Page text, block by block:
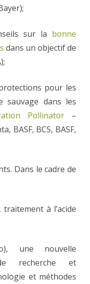
sur la bonne
dans un objectif de
pour les
sauvage dans les
Pollinator–
BASF, BCS, BASF,
Dans le cadre de
traitement à l’acide
une nouvelle
recherche et
et méthodes